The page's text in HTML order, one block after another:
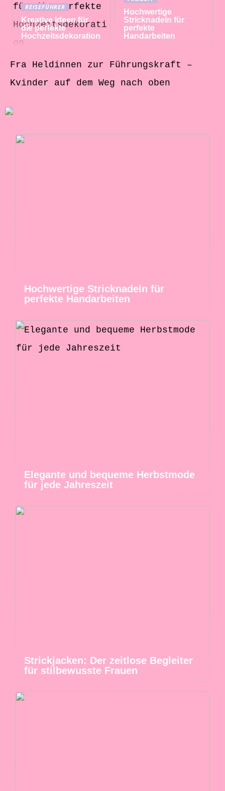
REISEFÜHRER
Kreative Ideen für
die perfekte
Hochzeitsdekoration
Hochwertige
Stricknadeln für
perfekte
Handarbeiten
Fra Heldinnen zur Führungskraft –
Kvinder auf dem Weg nach oben
Hochwertige Stricknadeln für
perfekte Handarbeiten
Elegante und bequeme Herbstmode
für jede Jahreszeit
Strickjacken: Der zeitlose Begleiter
für stilbewusste Frauen